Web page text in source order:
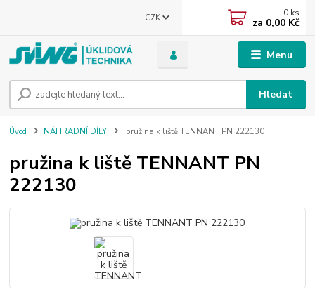
Menu
CZK
Hledat
0 ks
za 0,00 Kč
Úvod NÁHRADNÍ DÍLY pružina k liště TENNANT PN 222130
pružina k liště TENNANT PN
222130